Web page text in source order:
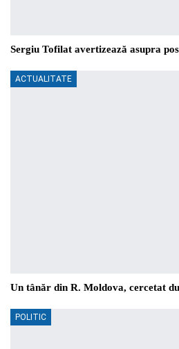
Sergiu Tofilat avertizează asupra
ACTUALITATE
Un tânăr din R. Moldova, cercetat
POLITIC